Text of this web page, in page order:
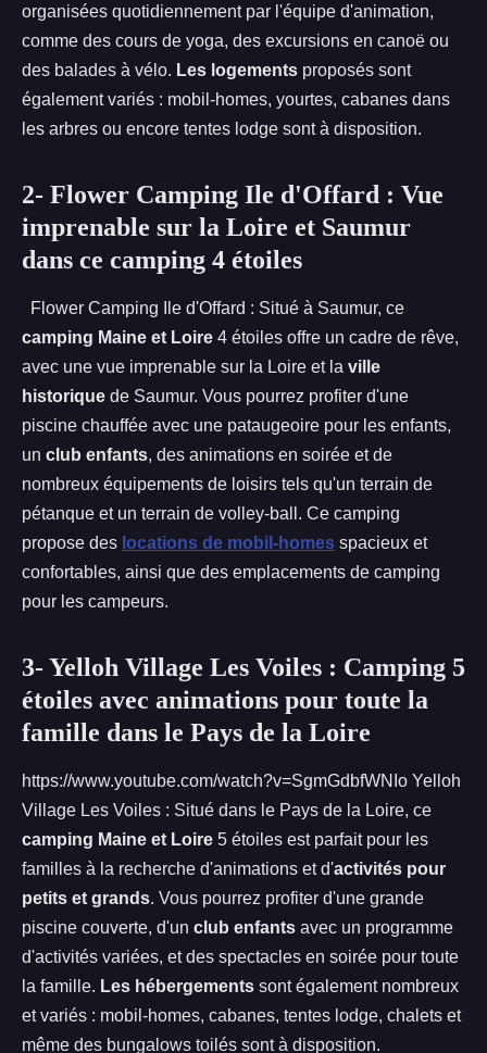
organisées quotidiennement par l'équipe d'animation,
comme des cours de yoga, des excursions en canoë ou
des balades à vélo. Les logements proposés sont
également variés : mobil-homes, yourtes, cabanes dans
les arbres ou encore tentes lodge sont à disposition.
2- Flower Camping Ile d'Offard : Vue
imprenable sur la Loire et Saumur
dans ce camping 4 étoiles
Flower Camping Ile d'Offard : Situé à Saumur, ce
camping Maine et Loire 4 étoiles offre un cadre de rêve,
avec une vue imprenable sur la Loire et la ville
historique de Saumur. Vous pourrez profiter d'une
piscine chauffée avec une pataugeoire pour les enfants,
un club enfants, des animations en soirée et de
nombreux équipements de loisirs tels qu'un terrain de
pétanque et un terrain de volley-ball. Ce camping
propose des locations de mobil-homes spacieux et
confortables, ainsi que des emplacements de camping
pour les campeurs.
3- Yelloh Village Les Voiles : Camping 5
étoiles avec animations pour toute la
famille dans le Pays de la Loire
https://www.youtube.com/watch?v=SgmGdbfWNIo Yelloh
Village Les Voiles : Situé dans le Pays de la Loire, ce
camping Maine et Loire 5 étoiles est parfait pour les
familles à la recherche d'animations et d'activités pour
petits et grands. Vous pourrez profiter d'une grande
piscine couverte, d'un club enfants avec un programme
d'activités variées, et des spectacles en soirée pour toute
la famille. Les hébergements sont également nombreux
et variés : mobil-homes, cabanes, tentes lodge, chalets et
même des bungalows toilés sont à disposition.